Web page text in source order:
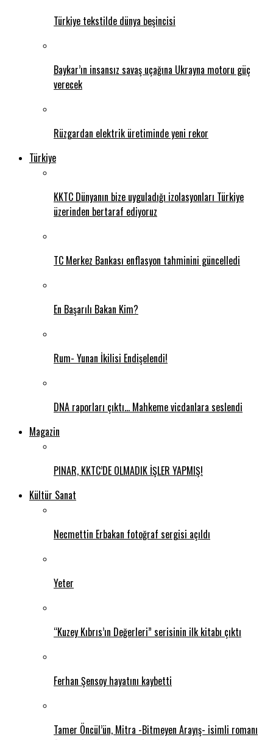
Türkiye tekstilde dünya beşincisi
Baykar’ın insansız savaş uçağına Ukrayna motoru güç
verecek
Rüzgardan elektrik üretiminde yeni rekor
Türkiye
KKTC Dünyanın bize uyguladığı izolasyonları Türkiye
üzerinden bertaraf ediyoruz
TC Merkez Bankası enflasyon tahminini güncelledi
En Başarılı Bakan Kim?
Rum- Yunan İkilisi Endişelendi!
DNA raporları çıktı… Mahkeme vicdanlara seslendi
Magazin
PINAR, KKTC’DE OLMADIK İŞLER YAPMIŞ!
Kültür Sanat
Necmettin Erbakan fotoğraf sergisi açıldı
Yeter
“Kuzey Kıbrıs’ın Değerleri” serisinin ilk kitabı çıktı
Ferhan Şensoy hayatını kaybetti
Tamer Öncül’ün, Mitra -Bitmeyen Arayış- isimli romanı